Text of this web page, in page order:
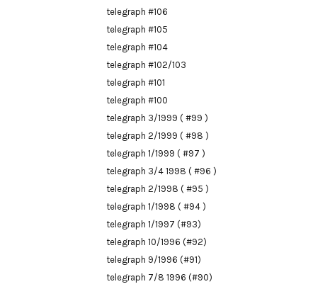
telegraph #106
telegraph #105
telegraph #104
telegraph #102/103
telegraph #101
telegraph #100
telegraph 3/1999 ( #99 )
telegraph 2/1999 ( #98 )
telegraph 1/1999 ( #97 )
telegraph 3/4 1998 ( #96 )
telegraph 2/1998 ( #95 )
telegraph 1/1998 ( #94 )
telegraph 1/1997 (#93)
telegraph 10/1996 (#92)
telegraph 9/1996 (#91)
telegraph 7/8 1996 (#90)